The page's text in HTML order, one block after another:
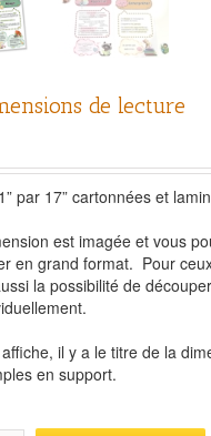
de lecture
par 17” cartonnées et
est imagée et vous
en grand format. Pour
la possibilité de
il y a le titre de la
en support.